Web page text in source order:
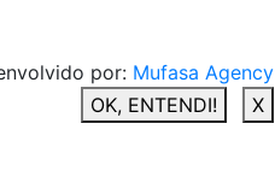
por: Mufasa Agency
OK, ENTENDI! X